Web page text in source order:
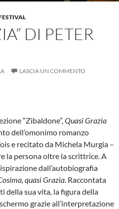
DI PETER
LASCIA UN COMMENTO
“Zibaldone”,Quasi Grazia
dell’omonimo romanzo
e recitato da Michela Murgia –
la persona oltre la scrittrice. A
dall’autobiografia
quasi Grazia. Raccontata
sua vita, la figura della
grazie all’interpretazione